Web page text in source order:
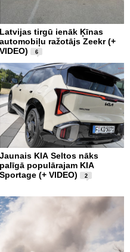
Latvijas tirgū ienāk Ķīnas
automobiļu ražotājs Zeekr (+
VIDEO)
6
Jaunais KIA Seltos nāks
palīgā populārajam KIA
Sportage (+ VIDEO)
2